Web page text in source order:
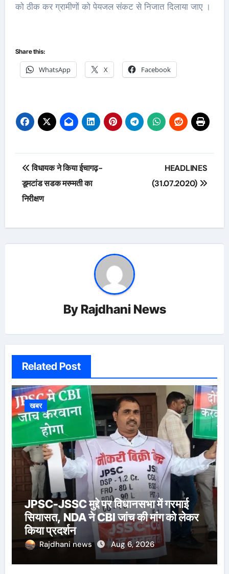
को ठीक कर ग्रामीणों को पेयजल संकट से निजात दिलाया जाए ।
Share this:
WhatsApp X Facebook
Post
navigation
विधायक ने किया ईचागढ़-
डूमटांड सडक मरम्मती का
निरीक्षण
HEADLINES
(31.07.2020)
By Rajdhani News
Related Post
खबर
JPSC-JSSC मुद्दे पर विधानसभा में गरमाई
सियासत, NDA ने CBI जांच की मांग को लेकर
किया प्रदर्शन
Rajdhani news Aug 6, 2026